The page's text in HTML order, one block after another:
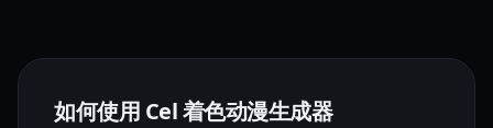
如何使用 Cel 着色动漫生成器